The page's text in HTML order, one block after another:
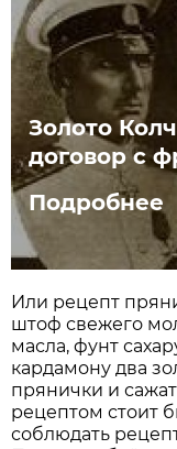
Золото
договор с
Подробнее
Или рецепт
штоф свежего
масла, фунт
кардамону два
прянички и
рецептом стоит
соблюдать